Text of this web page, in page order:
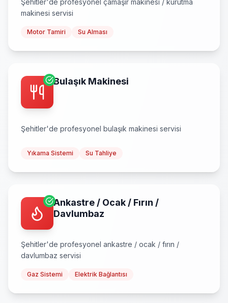
Şehitler'de profesyonel çamaşır makinesi / kurutma
makinesi servisi
Motor Tamiri Su Alması
Bulaşık Makinesi
Şehitler'de profesyonel bulaşık makinesi servisi
Yıkama Sistemi Su Tahliye
Ankastre / Ocak / Fırın /
Davlumbaz
Şehitler'de profesyonel ankastre / ocak / fırın /
davlumbaz servisi
Gaz Sistemi Elektrik Bağlantısı